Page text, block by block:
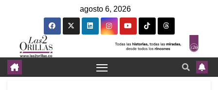
agosto 6, 2026